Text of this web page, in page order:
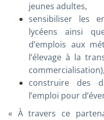
jeunes adultes,
sensibiliser les
lycéens ainsi
d’emplois aux
l’élevage à la
commercialisation),
construire des
l’emploi pour
« À travers ce